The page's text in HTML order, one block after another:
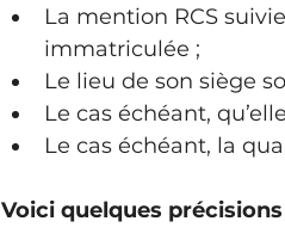
La mention RCS
immatriculée ;
Le lieu de son siège
Le cas échéant,
Le cas échéant, la
Voici quelques